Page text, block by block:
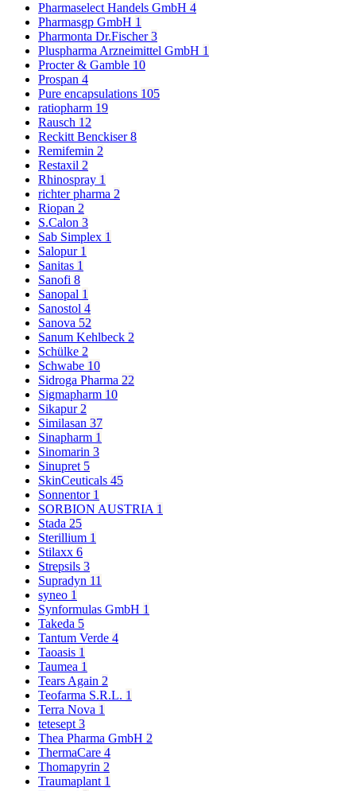
Pharmaselect Handels GmbH 4
Pharmasgp GmbH 1
Pharmonta Dr.Fischer3
Pluspharma Arzneimittel GmbH 1
Procter & Gamble 10
Prospan 4
Pure encapsulations 105
ratiopharm 19
Rausch 12
Reckitt Benckiser8
Remifemin 2
Restaxil 2
Rhinospray 1
richter pharma 2
Riopan 2
S.Calon 3
Sab Simplex 1
Salopur 1
Sanitas 1
Sanofi 8
Sanopal 1
Sanostol 4
Sanova 52
Sanum Kehlbeck 2
Schülke 2
Schwabe 10
Sidroga Pharma 22
Sigmapharm 10
Sikapur 2
Similasan 37
Sinapharm 1
Sinomarin 3
Sinupret 5
SkinCeuticals 45
Sonnentor 1
SORBION AUSTRIA 1
Stada 25
Sterillium 1
Stilaxx 6
Strepsils 3
Supradyn 11
syneo 1
Synformulas GmbH 1
Takeda 5
Tantum Verde 4
Taoasis 1
Taumea 1
Tears Again 2
Teofarma S.R.L. 1
Terra Nova 1
tetesept 3
Thea Pharma GmbH 2
ThermaCare 4
Thomapyrin 2
Traumaplant 1